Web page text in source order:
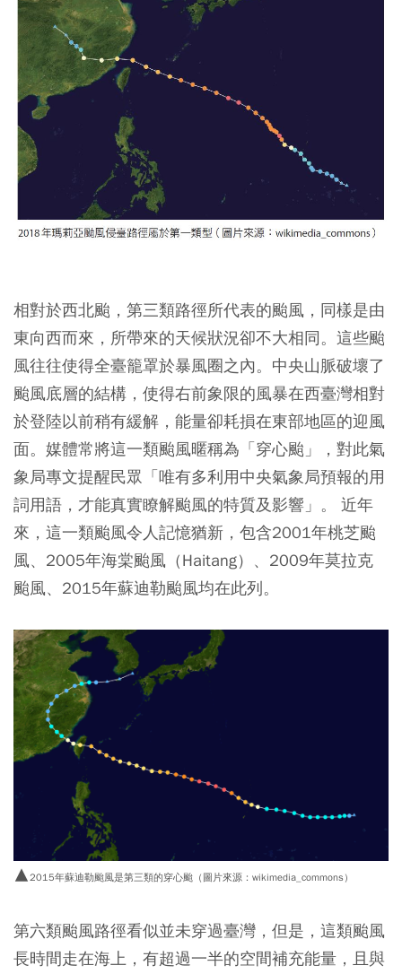
相對於西北颱，第三類路徑所代表的颱風，同樣是由
東向西而來，所帶來的天候狀況卻不大相同。 這些颱
風往往使得全臺籠罩於暴風圈之內。中央山脈破壞了
颱風底層的結構，使得右前象限的風暴在西臺灣相對
於登陸以前稍有緩解，能量卻耗損在東部地區的迎風
面。媒體常將這一類颱風暱稱為「穿心颱」
，對此氣
象局專文提醒民眾「唯有多利用中央氣象局預報的用
詞用語，才能真實瞭解颱風的特質及影響」。 近年
來，這一類颱風令人記憶猶新，包含2001年桃芝颱
風、2005年海棠颱風（Haitang）、2009年莫拉克
颱風、2015年蘇迪勒颱風均在此列。
▲2015年蘇迪勒颱風是第三類的穿心颱（圖片來源：wikimedia_commons）
第六類颱風路徑看似並未穿過臺灣，但是，這類颱風
長時間走在海上，有超過一半的空間補充能量，且與